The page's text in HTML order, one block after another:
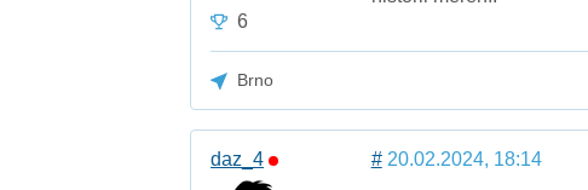
6
Brno
daz_4 #20.02.2024, 18:14